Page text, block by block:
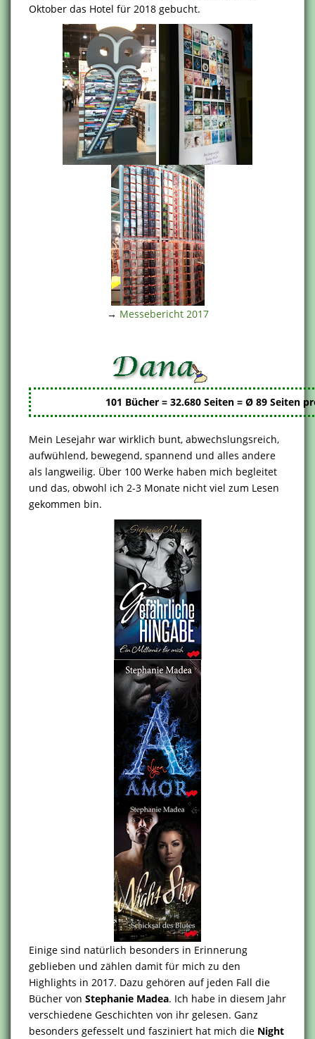
Oktober das Hotel für 2018 gebucht.
→ Messebericht 2017
101 Bücher = 32.680 Seiten = Ø 89 Seiten
Mein Lesejahr war wirklich bunt, abwechslungsreich,
aufwühlend, bewegend, spannend und alles andere
als langweilig. Über 100 Werke haben mich begleitet
und das, obwohl ich 2-3 Monate nicht viel zum Lesen
gekommen bin.
Einige sind natürlich besonders in Erinnerung
geblieben und zählen damit für mich zu den
Highlights in 2017. Dazu gehören auf jeden Fall die
Bücher von Stephanie Madea. Ich habe in diesem Jahr
verschiedene Geschichten von ihr gelesen. Ganz
besonders gefesselt und fasziniert hat mich die Night